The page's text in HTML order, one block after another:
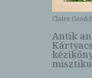
Claire
Antik